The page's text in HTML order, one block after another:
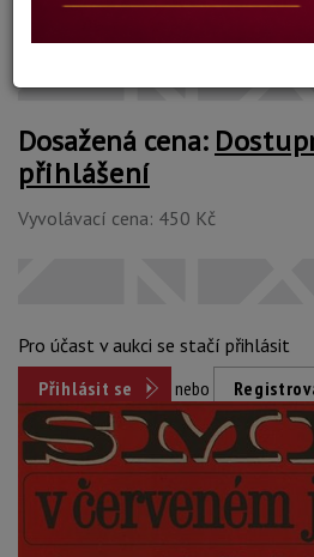
Konec dražby:15.12.2024 17:06 SEČ
Dosažená cena:
přihlášení
Vyvolávací cena: 450 Kč
Pro účast v aukci se stačí přihlásit
Přihlásit se
nebo